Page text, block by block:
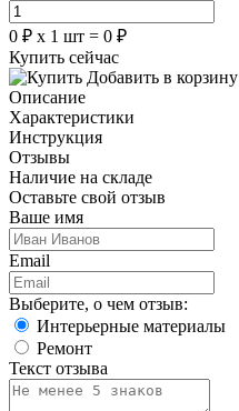
0 ₽ х 1 шт = 0 ₽
Купить сейчас
Добавить в корзину
Описание
Характеристики
Инструкция
Отзывы
Наличие на складе
Оставьте свой отзыв
Ваше имя
Email
Выберите, о чем отзыв:
Интерьерные материалы
Ремонт
Текст отзыва